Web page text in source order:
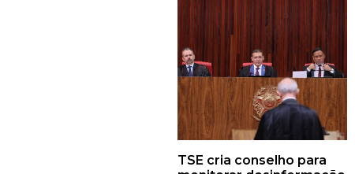
TSE cria conselho para